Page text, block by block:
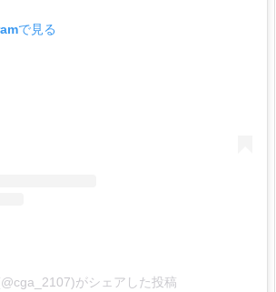
で見る
がシェアした投稿